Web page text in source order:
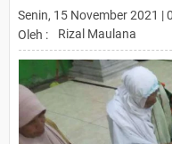
Senin, 15 November 2021 |
Oleh :
Rizal Maulana